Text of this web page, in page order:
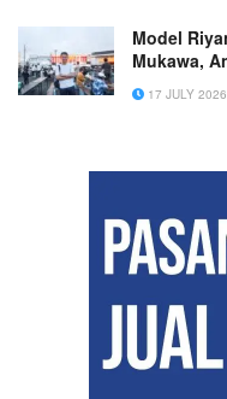
Model
Mukawa,
17 JULY 2026